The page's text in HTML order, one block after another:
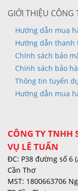
GIỚI THIỆU CÔNG
Hướng dẫn mua
Hướng dẫn thanh
Chính sách bảo
Chính sách bảo
Thông tin tuyển
Hướng dẫn mua
CÔNG TY TNHH
VỤ LÊ TUẤN
ĐC: P38 đường số 6
Cần Thơ
MST: 1800663706